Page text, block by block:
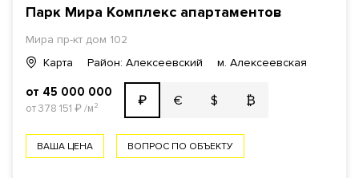
Парк Мира Комплекс апартаментов
Мира пр-кт дом 102
Карта
Район: Алексеевский м. Алексеевская
от 45 000 000
от 378 151 ₽/м² ₽ € $ ₿
ВАША ЦЕНА ВОПРОС ПО ОБЪЕКТУ